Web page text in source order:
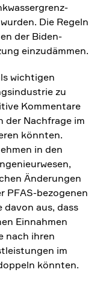
Die Regeln
der Biden-
einzu­dämmen.
wichtigen
zu
Kommen­tare
der Nachfrage im
könnten.
in den
Änderungen
PFAS-bezogenen
davon aus, dass
Einnahmen
nach ihren
im
könnten.